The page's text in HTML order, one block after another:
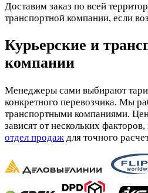
Доставим заказ по всей
транспортной компании, если
Курьерские и
компании
Менеджеры сами выбирают
конкретного перевозчика. Мы
транспортными компаниями.
зависят от нескольких
отдел продаж для точного